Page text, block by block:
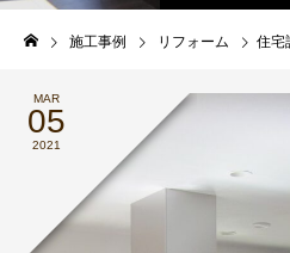
施工事例 リフォーム 住宅
MAR
05
2021